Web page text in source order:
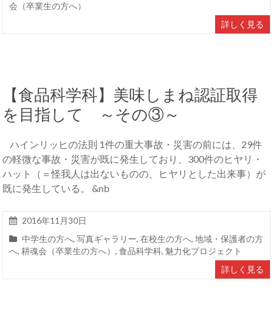
会（卒業生の方へ）
詳しく見る
【食品科学科】美味しまね認証取得
を目指して ～その③～
ハインリッヒの法則 1件の重大事故・災害の前には、29件
の軽微な事故・災害が既に発生しており、300件のヒヤリ・
ハット（＝怪我人は出ないものの、ヒヤリとした出来事）が
既に発生している。 &nb
2016年11月30日
中学生の方へ,写真ギャラリー,在校生の方へ,地域・保護者の方
へ,耕魂会（卒業生の方へ）,食品科学科, 魅力化プロジェクト
詳しく見る